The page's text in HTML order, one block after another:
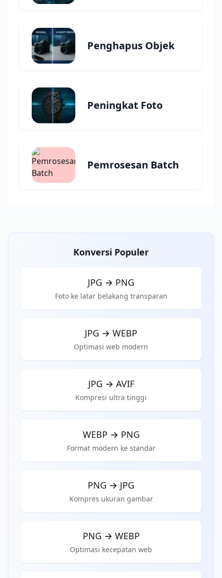
Penghapus Objek
Peningkat Foto
Pemrosesan Batch
Konversi Populer
JPG → PNG
Foto ke latar belakang transparan
JPG → WEBP
Optimasi web modern
JPG → AVIF
Kompresi ultra tinggi
WEBP → PNG
Format modern ke standar
PNG → JPG
Kompres ukuran gambar
PNG → WEBP
Optimasi kecepatan web